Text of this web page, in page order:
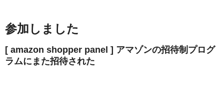
参加しました
[ amazon shopper panel ] アマゾンの招待制プログ
ラムにまた招待された